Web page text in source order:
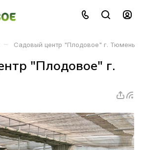
– Садовый центр "Плодовое" г. Тюмень
"Плодовое" г.